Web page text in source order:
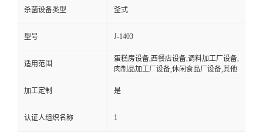
杀菌设备类型 釜式
型号 J-1403
适用范围
蛋糕房设备,西餐店设备,调料加工厂设备,
肉制品加工厂设备,休闲食品厂设备,其他
加工定制 是
认证人组织名称 1